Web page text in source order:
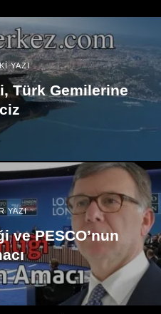
YAZI
Türk Gemilerine
YAZI
ve PESCO’nun